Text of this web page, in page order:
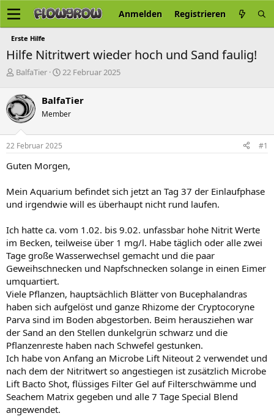
Anmelden Registrieren
Erste Hilfe
Hilfe Nitritwert wieder hoch und Sand faulig!
E
s
t
e
l
l
e
BalfaTier
E
t
e
l
m
22 Februar 2025
BalfaTier
Member
22 Februar 2025 #1
Guten Morgen,
Mein Aquarium befindet sich jetzt an Tag 37 der Einlaufphase
und irgendwie will es überhaupt nicht rund laufen.
Ich hatte ca. vom 1.02. bis 9.02. unfassbar hohe Nitrit Werte
im Becken, teilweise über 1 mg/l. Habe täglich oder alle zwei
Tage große Wasserwechsel gemacht und die paar
Geweihschnecken und Napfschnecken solange in einen Eimer
umquartiert.
Viele Pflanzen, hauptsächlich Blätter von Bucephalandras
haben sich aufgelöst und ganze Rhizome der Cryptocoryne
Parva sind im Boden abgestorben. Beim herausziehen war
der Sand an den Stellen dunkelgrün schwarz und die
Pflanzenreste haben nach Schwefel gestunken.
Ich habe von Anfang an Microbe Lift Niteout 2 verwendet und
nach dem der Nitritwert so angestiegen ist zusätzlich Microbe
Lift Bacto Shot, flüssiges Filter Gel auf Filterschwämme und
Seachem Matrix gegeben und alle 7 Tage Special Blend
angewendet.